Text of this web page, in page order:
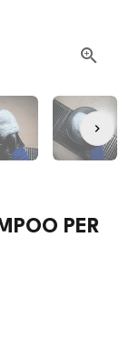
PER